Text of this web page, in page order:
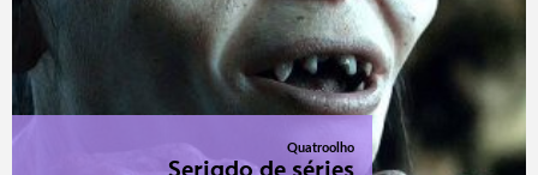
Quatroolho
Seriado de séries